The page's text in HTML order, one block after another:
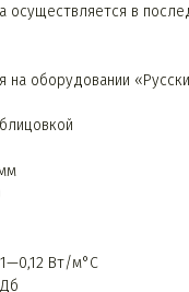
осуществляется в
на оборудовании
Вт/м°C